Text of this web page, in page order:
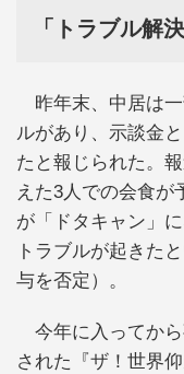
「トラブル解
昨年末、中居は
ルがあり、示談金
たと報じられた。
えた3人での会食が
が「ドタキャン」
トラブルが起きた
与を否定）。
今年に入ってから
された『ザ！世界